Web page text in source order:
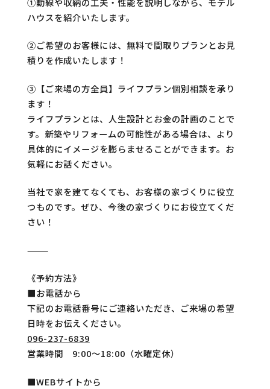
ハウスを紹介いたします。
②ご希望のお客様には、無料で間取りプランとお見
積りを作成いたします！
③【ご来場の方全員】ライフプラン個別相談を承り
ます！
ライフプランとは、人生設計とお金の計画のことで
す。新築やリフォームの可能性がある場合は、より
具体的にイメージを膨らませることができます。お
気軽にお話ください。
当社で家を建てなくても、お客様の家づくりに役立
つものです。ぜひ、今後の家づくりにお役立てくだ
さい！
———
《予約方法》
■お電話から
下記のお電話番号にご連絡いただき、ご来場の希望
日時をお伝えください。
096-237-6839
営業時間 9:00～18:00（水曜定休）
■WEBサイトから